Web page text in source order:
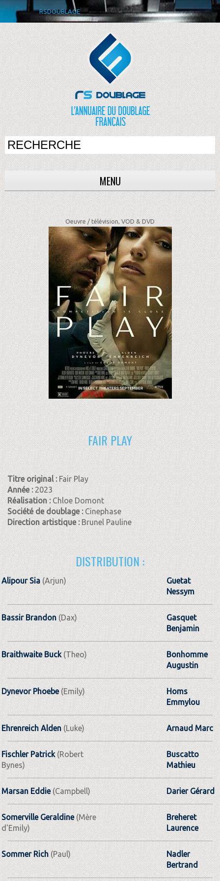
RSDOUBLAGE
MENU
Oeuvre / télévision, VOD & DVD
FAIR PLAY
Titre original : Fair Play
Année : 2023
Réalisation :Chloe Domont
Société de doublage :Cinephase
Direction artistique :Brunel Pauline
DISTRIBUTION :
Alipour Sia(Arjun)
Guetat
Nessym
Bassir Brandon(Dax)
Gasquet
Benjamin
Braithwaite Buck(Theo)
Bonhomme
Augustin
Dynevor Phoebe(Emily)
Homs
Emmylou
Ehrenreich Alden(Luke) Arnaud Marc
Fischler Patrick(Robert
Bynes)
Buscatto
Mathieu
Marsan Eddie(Campbell) Darier Gérard
Somerville Geraldine(Mère
d'Emily)
Breheret
Laurence
Sommer Rich(Paul)
Nadler
Bertrand